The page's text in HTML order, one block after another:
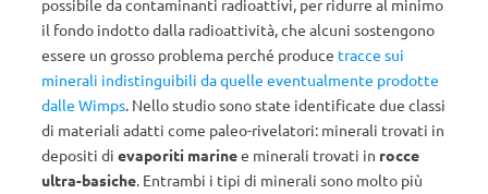
possibile da contaminanti radioattivi, per ridurre al minimo
il fondo indotto dalla radioattività, che alcuni sostengono
essere un grosso problema perché produce tracce sui
minerali indistinguibili da quelle eventualmente prodotte
dalle Wimps. Nello studio sono state identificate due classi
di materiali adatti come paleo-rivelatori: minerali trovati in
depositi di evaporiti marinee minerali trovati in rocce
ultra-basiche. Entrambi i tipi di minerali sono molto più